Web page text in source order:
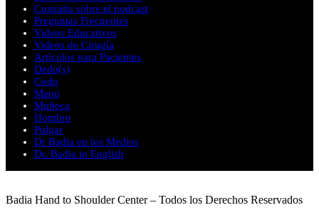
Consulta sobre el podcast
Preguntas Frecuentes
Videos Educativos
Videos de Cirugía
Artículos para Pacientes
Dedo(s)
Codo
Mano
Muñeca
Hombro
Pulgar
Dr Badia en los Medios
Dr. Badia in English
Badia Hand to Shoulder Center – Todos los Derechos Reservados